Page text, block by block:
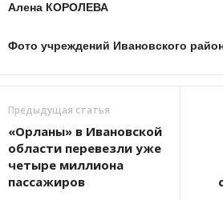
Алена КОРОЛЕВА
Фото учреждений Ивановского
Предыдущая статья
«Орланы» в Ивановской
области перевезли уже
четыре миллиона
пассажиров